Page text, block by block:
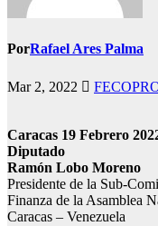
PorRafael Ares Palma
Mar 2, 2022
Caracas 19 Febrero
Diputado
Ramón Lobo Moreno
Presidente de la Sub-
Finanza de la Asamblea
Caracas – Venezuela